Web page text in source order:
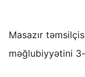
Masazır
məğlubiyyətini 3-